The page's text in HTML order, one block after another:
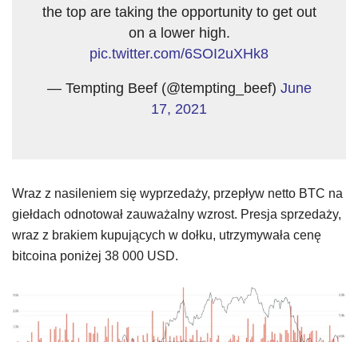
the top are taking the opportunity to get out
on a lower high.
pic.twitter.com/6SOI2uXHk8
— Tempting Beef (@tempting_beef) June
17, 2021
Wraz z nasileniem się wyprzedaży, przepływ netto BTC na
giełdach odnotował zauważalny wzrost. Presja sprzedaży,
wraz z brakiem kupujących w dołku, utrzymywała cenę
bitcoina poniżej 38 000 USD.